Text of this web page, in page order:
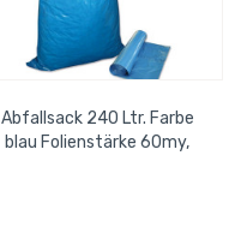
Abfallsack 240 Ltr. Farbe
blau Folienstärke 60my,